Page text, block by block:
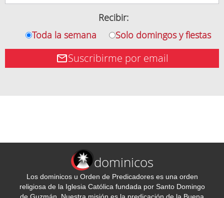
Recibir:
Toda la semana
Solo domingos y fiestas
Suscribirme por email
dominicos
Los dominicos u Orden de Predicadores es una orden
religiosa de la Iglesia Católica fundada por Santo Domingo